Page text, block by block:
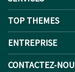
TOP THEMES
ENTREPRISE
CONTACTEZ-